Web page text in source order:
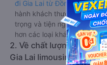
đi Gia Lai từ Đồng Nainày
hành khách thường chọn vì
trọng và tiện nghi. Tất
hơn các loại khác.
2. Về chất lượng, review,
Gia Lai limousine